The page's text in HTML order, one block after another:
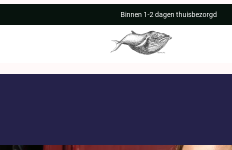
Binnen 1-2 dagen thuisbezorgd